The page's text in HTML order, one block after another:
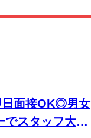
日面接OK◎男女
でスタッフ大募